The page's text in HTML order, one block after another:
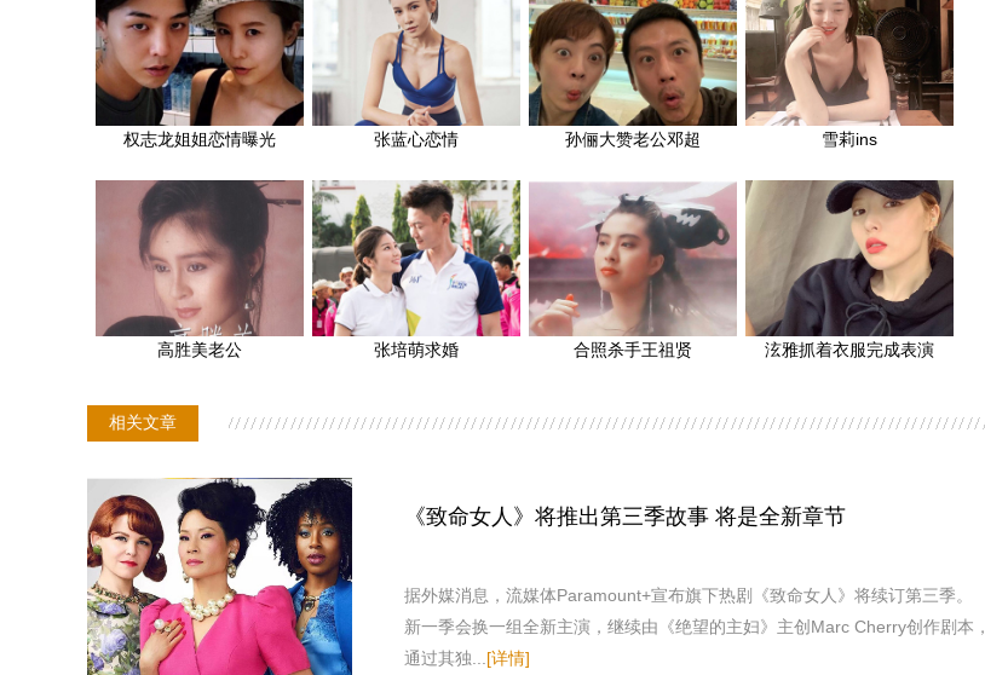
权志龙姐姐恋情曝光 张蓝心恋情 孙俪大赞老公邓超 雪莉ins
高胜美老公 张培萌求婚 合照杀手王祖贤 泫雅抓着衣服完成表演
相关文章
《致命女人》将推出第三季故事 将是全新章节
据外媒消息，流媒体Paramount+宣布旗下热剧《致命女人》将续订第三季。
新一季会换一组全新主演，继续由《绝望的主妇》主创Marc Cherry创作剧本，
通过其独... [详情]